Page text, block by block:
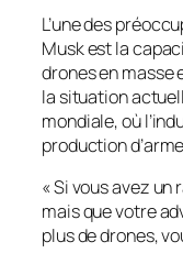
L’une des
Musk est la
drones en masse
la situation
mondiale, où
production
« Si vous avez un
mais que votre
plus de drones,